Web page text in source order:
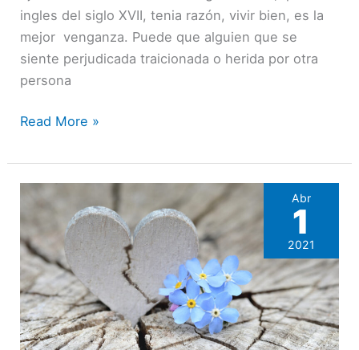
ingles del siglo XVII, tenia razón, vivir bien, es la
mejor venganza. Puede que alguien que se
siente perjudicada traicionada o herida por otra
persona
su
relación
contigo.
Read More »
Abr
1
2021